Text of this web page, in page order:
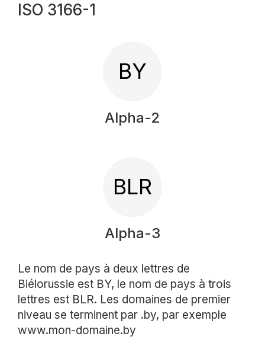
ISO 3166-1
BY
Alpha-2
BLR
Alpha-3
Le nom de pays à deux lettres de
Biélorussie est BY, le nom de pays à trois
lettres est BLR. Les domaines de premier
niveau se terminent par .by, par exemple
www.mon-domaine.by